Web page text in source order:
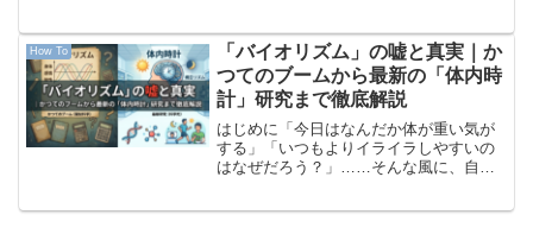
異性 1.1 研究の背景と目的 1967年（昭和
42...
How To
「バイオリズム」の嘘と真実｜か
つてのブームから最新の「体内時
計」研究まで徹底解説
はじめに「今日はなんだか体が重い気が
する」「いつもよりイライラしやすいの
はなぜだろう？」……そんな風に、自分